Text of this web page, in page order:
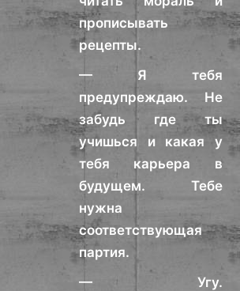
прописывать
рецепты.
— Я тебя
предупреждаю. Не
забудь где ты
учишься и какая у
тебя карьера в
будущем. Тебе
нужна
соответствующая
партия.
— Угу.